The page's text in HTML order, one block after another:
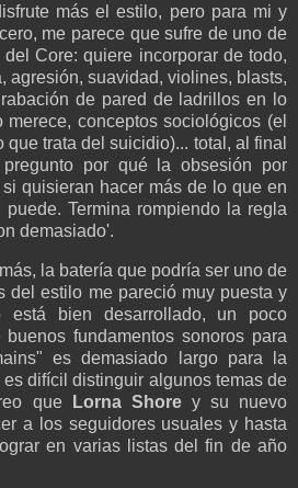
más el estilo, pero para mi y
me parece que sufre de uno de
Core: quiere incorporar de todo,
agresión, suavidad, violines, blasts,
de pared de ladrillos en lo
conceptos sociológicos (el
trata del suicidio)... total, al final
por qué la obsesión por
quisieran hacer más de lo que en
Termina rompiendo la regla
demasiado'.
la batería que podría ser uno de
del estilo me pareció muy puesta y
está bien desarrollado, un poco
fundamentos sonoros para
es demasiado largo para la
difícil distinguir algunos temas de
que
Lorna Shorey su nuevo
a los seguidores usuales y hasta
en varias listas del fin de año